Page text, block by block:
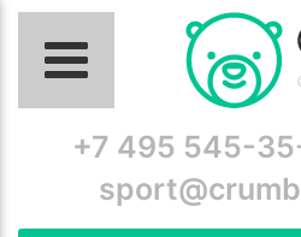
+7 495 545-